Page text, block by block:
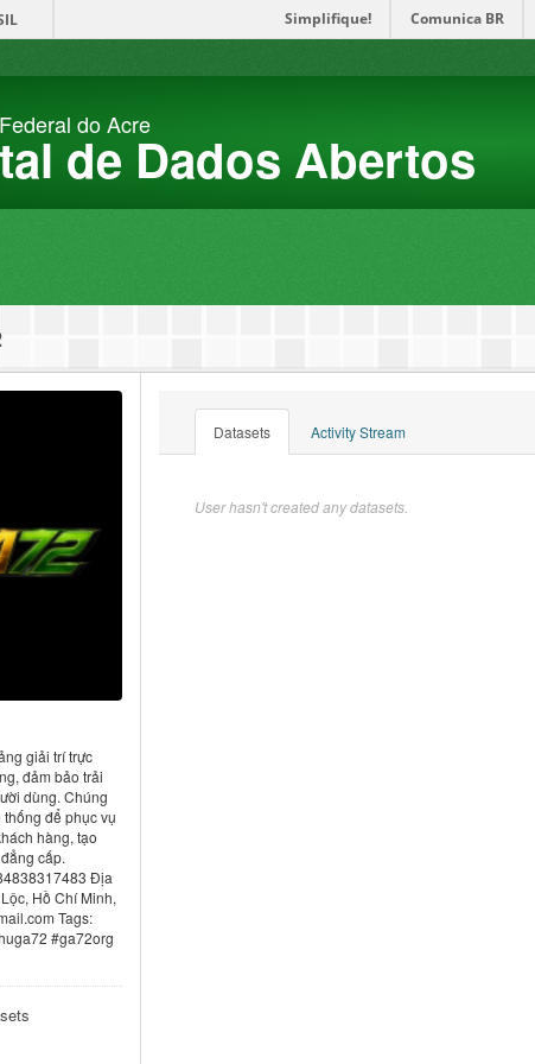
Simplifique! Comunica BR
do Acre
de Dados Abertos
giải trí trực
đảm bảo trải
dùng. Chúng
để phục vụ
hàng, tạo
cấp.
Địa
Hồ Chí Minh,
Tags:
#ga72org
Datasets Activity Stream
User hasn't created any datasets.